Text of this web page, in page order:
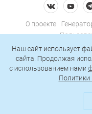
О проекте
127018, Москва, ул.
Наш сайт использует
сайта. Продолжая
c использованием нами
Политики